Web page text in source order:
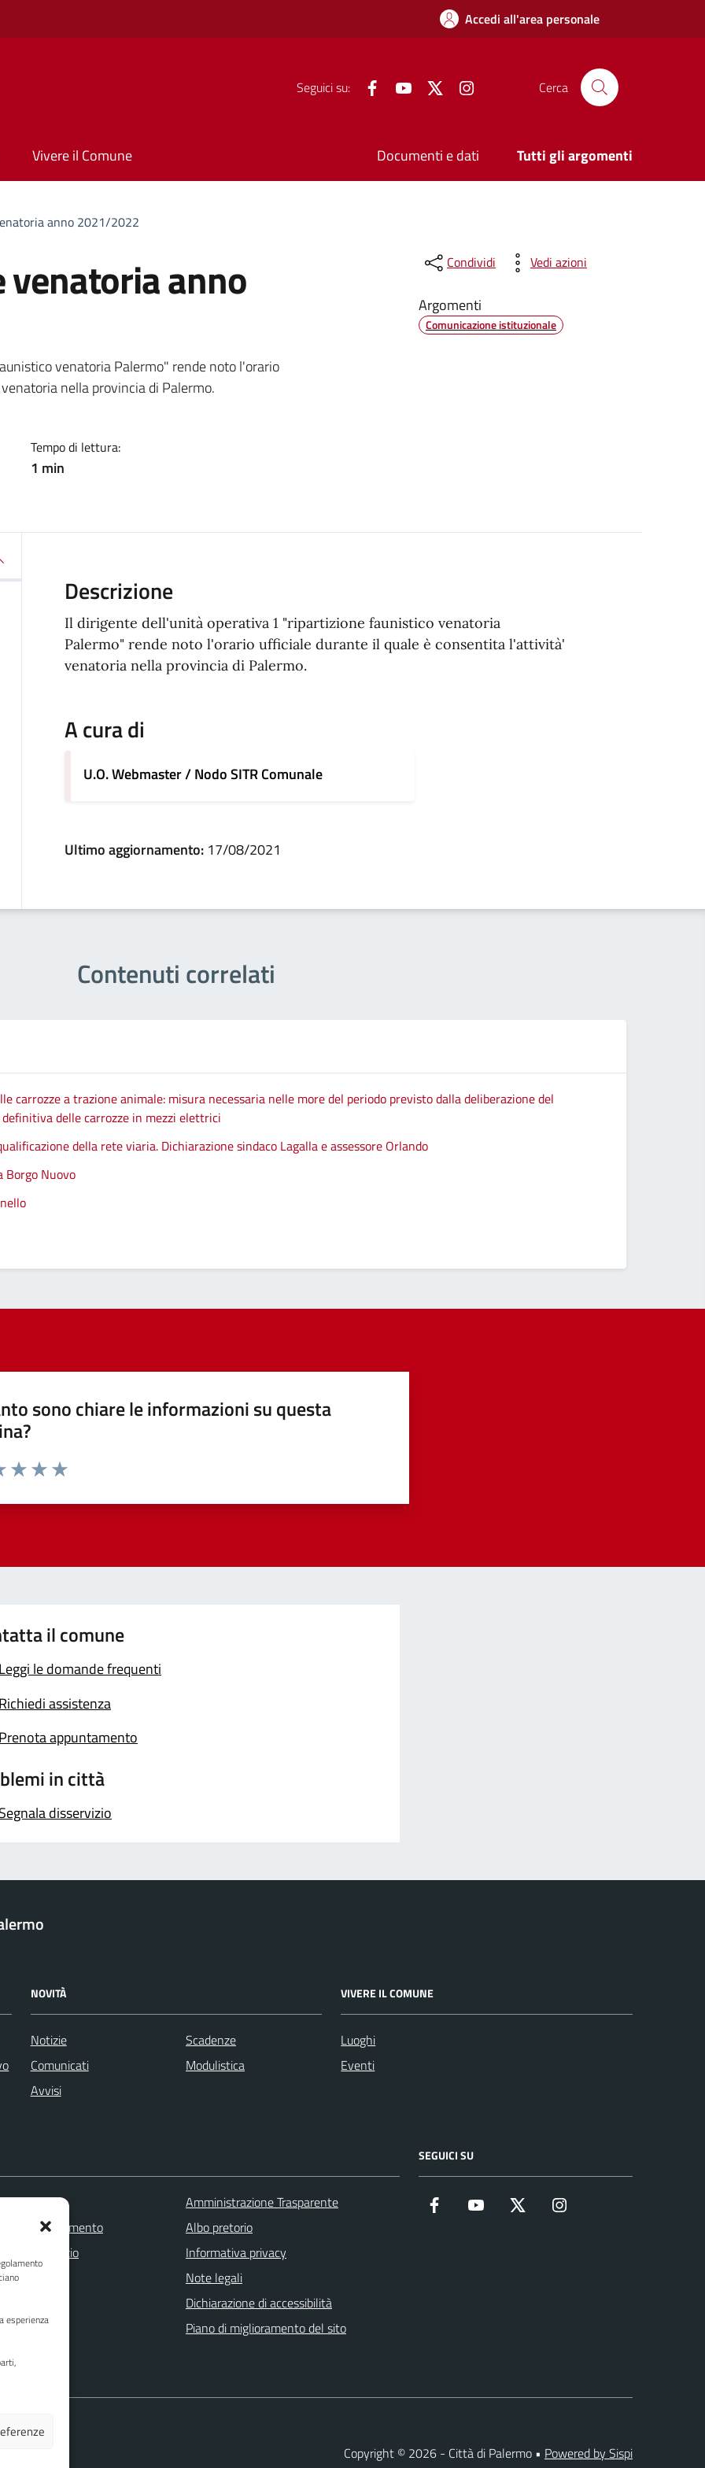
esperienza
Accedi all'area personale
Seguici su: FacebookYouTube Twitter Cerca
Vivere il Comune Documenti e dati Tutti gli argomenti
anno 2021/2022
venatoria anno
venatoria Palermo" rende noto l'orario
nella provincia di Palermo.
Tempo di lettura:
1 min
Condividi Vedi azioni
Argomenti
Comunicazione istituzionale
Descrizione
Il dirigente dell'unità operativa 1 "ripartizione faunistico venatoria
Palermo" rende noto l'orario ufficiale durante il quale è consentita l'attività'
venatoria nella provincia di Palermo.
A cura di
U.O. Webmaster / Nodo SITR Comunale
Ultimo aggiornamento: 17/08/2021
Contenuti correlati
carrozze a trazione animale: misura necessaria nelle more del periodo previsto dalla deliberazione del
delle carrozze in mezzi elettrici
della rete viaria. Dichiarazione sindaco Lagalla e assessore Orlando
Borgo Nuovo
sono chiare le informazioni su questa
il comune
Leggi le domande frequenti
Richiedi assistenza
Prenota appuntamento
in città
Segnala disservizio
NOVITÀ
Notizie
Comunicati
Avvisi
Scadenze
Modulistica
VIVERE IL COMUNE
Luoghi
Eventi
appuntamento
disservizio
Amministrazione Trasparente
Albo pretorio
Informativa privacy
Note legali
Dichiarazione di accessibilità
Piano di miglioramento del sito
SEGUICI SU
Facebook YouTube Twitter
Copyright © 2026 - Città di Palermo • Powered by Sispi